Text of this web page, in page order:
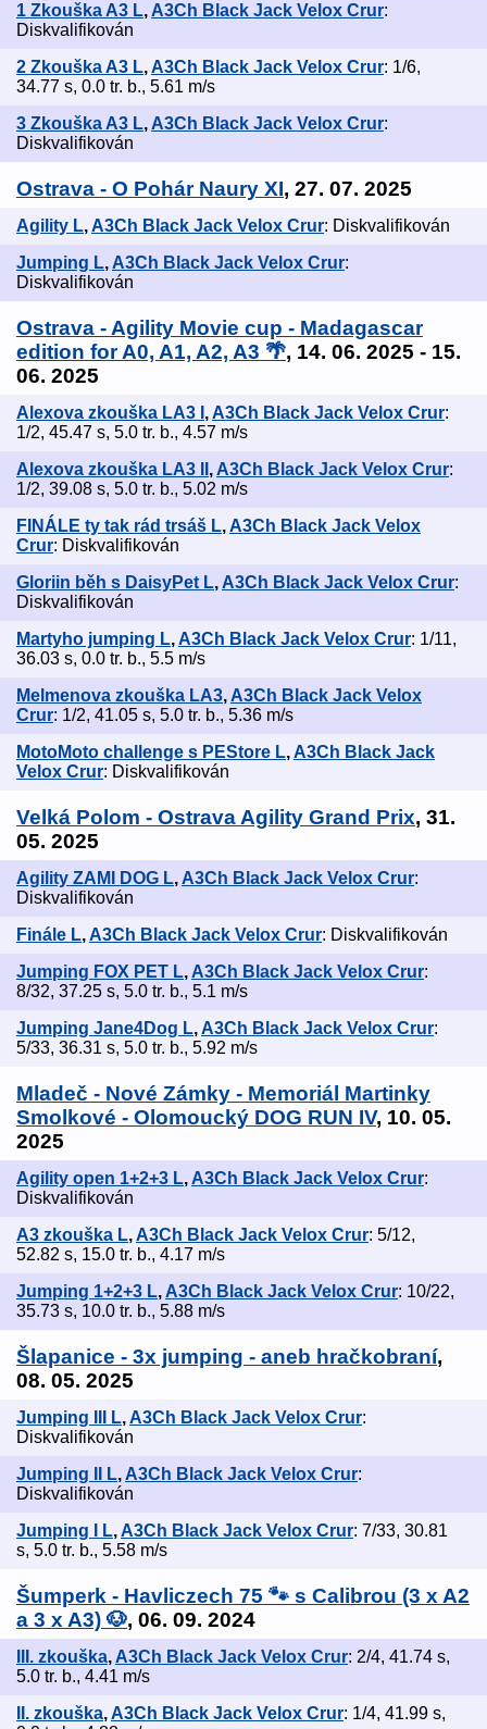
1 Zkouška A3 L, A3Ch Black Jack Velox Crur:
Diskvalifikován
2 Zkouška A3 L,A3Ch Black Jack Velox Crur: 1/6,
34.77 s, 0.0 tr. b., 5.61 m/s
3 Zkouška A3 L, A3Ch Black Jack Velox Crur:
Diskvalifikován
Ostrava - O Pohár Naury XI, 27. 07. 2025
Agility L,A3Ch Black Jack Velox Crur: Diskvalifikován
Jumping L, A3Ch Black Jack Velox Crur:
Diskvalifikován
Ostrava - Agility Movie cup - Madagascar
edition for A0, A1, A2, A3 🌴, 14. 06. 2025 - 15.
06. 2025
Alexova zkouška LA3 I ,A3Ch Black Jack Velox Crur:
1/2, 45.47 s, 5.0 tr. b., 4.57 m/s
Alexova zkouška LA3 II , A3Ch Black Jack Velox Crur:
1/2, 39.08 s, 5.0 tr. b., 5.02 m/s
FINÁLE ty tak rád trsáš L,A3Ch Black Jack Velox
Crur: Diskvalifikován
Gloriin běh s DaisyPet L, A3Ch Black Jack Velox Crur:
Diskvalifikován
Martyho jumping L,A3Ch Black Jack Velox Crur: 1/11,
36.03 s, 0.0 tr. b., 5.5 m/s
Melmenova zkouška LA3, A3Ch Black Jack Velox
Crur: 1/2, 41.05 s, 5.0 tr. b., 5.36 m/s
MotoMoto challenge s PEStore L,A3Ch Black Jack
Velox Crur: Diskvalifikován
Velká Polom - Ostrava Agility Grand Prix, 31.
05. 2025
Agility ZAMI DOG L, A3Ch Black Jack Velox Crur:
Diskvalifikován
Finále L,A3Ch Black Jack Velox Crur: Diskvalifikován
Jumping FOX PET L, A3Ch Black Jack Velox Crur:
8/32, 37.25 s, 5.0 tr. b., 5.1 m/s
Jumping Jane4Dog L,A3Ch Black Jack Velox Crur:
5/33, 36.31 s, 5.0 tr. b., 5.92 m/s
Mladeč - Nové Zámky - Memoriál Martinky
Smolkové - Olomoucký DOG RUN IV, 10. 05.
2025
Agility open 1+2+3 L, A3Ch Black Jack Velox Crur:
Diskvalifikován
A3 zkouška L,A3Ch Black Jack Velox Crur: 5/12,
52.82 s, 15.0 tr. b., 4.17 m/s
Jumping 1+2+3 L, A3Ch Black Jack Velox Crur: 10/22,
35.73 s, 10.0 tr. b., 5.88 m/s
Šlapanice - 3x jumping - aneb hračkobraní,
08. 05. 2025
Jumping III L,A3Ch Black Jack Velox Crur:
Diskvalifikován
Jumping II L, A3Ch Black Jack Velox Crur:
Diskvalifikován
Jumping I L,A3Ch Black Jack Velox Crur: 7/33, 30.81
s, 5.0 tr. b., 5.58 m/s
Šumperk - Havliczech 75 🐾 s Calibrou (3 x A2
a 3 x A3) 🐶, 06. 09. 2024
III. zkouška, A3Ch Black Jack Velox Crur: 2/4, 41.74 s,
5.0 tr. b., 4.41 m/s
II. zkouška,A3Ch Black Jack Velox Crur: 1/4, 41.99 s,